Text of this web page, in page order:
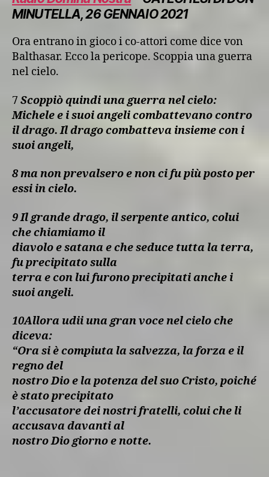
MINUTELLA, 26 GENNAIO 2021
Ora entrano in gioco i co-attori come dice von
Balthasar. Ecco la pericope. Scoppia una guerra
nel cielo.
7 Scoppiò quindi una guerra nel cielo:
Michele e i suoi angeli combattevano contro
il drago. Il drago combatteva insieme con i
suoi angeli,
8 ma non prevalsero e non ci fu più posto per
essi in cielo.
9 Il grande drago, il serpente antico, colui
che chiamiamo il
diavolo e satana e che seduce tutta la terra,
fu precipitato sulla
terra e con lui furono precipitati anche i
suoi angeli.
10Allora udii una gran voce nel cielo che
diceva:
“Ora si è compiuta la salvezza, la forza e il
regno del
nostro Dio e la potenza del suo Cristo, poiché
è stato precipitato
l’accusatore dei nostri fratelli, colui che li
accusava davanti al
nostro Dio giorno e notte.